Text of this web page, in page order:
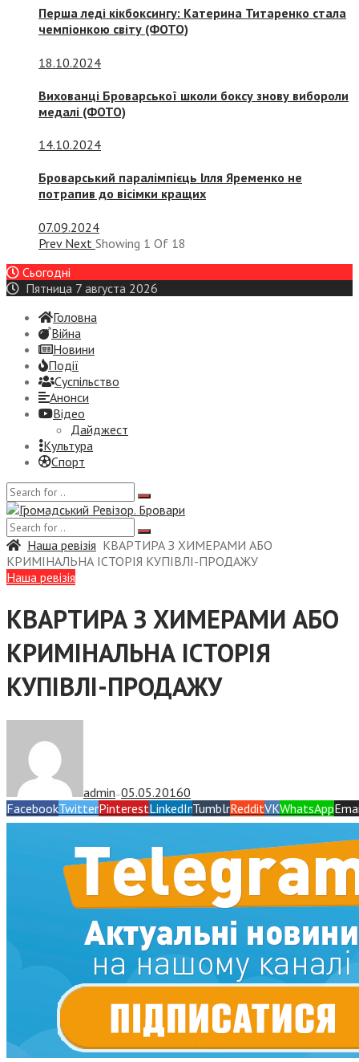
Перша леді кікбоксингу: Катерина Титаренко стала
чемпіонкою світу (ФОТО)
18.10.2024
Вихованці Броварської школи боксу знову вибороли
медалі (ФОТО)
14.10.2024
Броварський паралімпієць Ілля Яременко не
потрапив до вісімки кращих
07.09.2024
Prev Next Showing 1 Of 18
Сьогодні
Пятница 7 августа 2026
Головна
Війна
Новини
Події
Суспiльство
Анонси
Відео
Дайджест
Культура
Спорт
Наша ревізія КВАРТИРА З ХИМЕРАМИ АБО
КРИМІНАЛЬНА ІСТОРІЯ КУПІВЛІ-ПРОДАЖУ
Наша ревізія
КВАРТИРА З ХИМЕРАМИ АБО
КРИМІНАЛЬНА ІСТОРІЯ
КУПІВЛІ-ПРОДАЖУ
admin —05.05.20160
FacebookTwitterPinterestLinkedInTumblrRedditVKWhatsApp